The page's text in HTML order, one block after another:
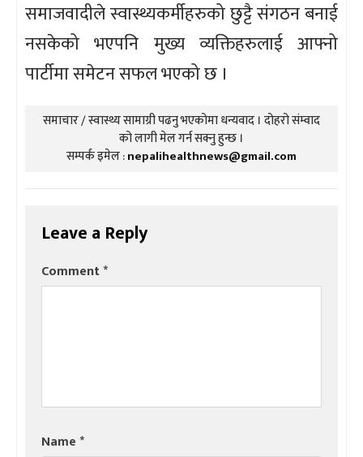
समाजवादीले स्वास्थ्यकर्मीहरुको छुट्टै संगठन बनाई
नसकेको भएपनि मुख्य व्यक्तिहरुलाई आफ्नो
पार्टीमा समेटन सफल भएको छ ।
समाचार / स्वास्थ्य सामाग्री पढनु भएकोमा धन्यवाद । दोहरो संम्वाद
को लागी मेल गर्न सक्नु हुन्छ ।
सम्पर्क इमेल :nepalihealthnews@gmail.com
Leave a Reply
Comment*
Name*